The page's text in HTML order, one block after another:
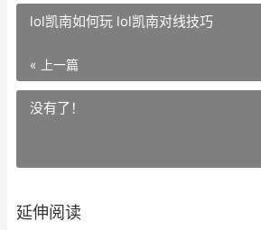
lol凯南如何玩 lol凯南对线技巧
« 上一篇
没有了！
延伸阅读